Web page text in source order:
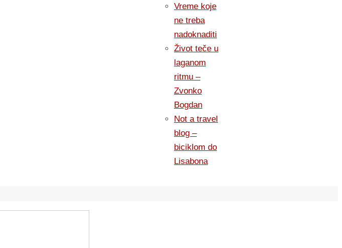
Vreme koje
ne treba
nadoknaditi
Život teče u
laganom
ritmu –
Zvonko
Bogdan
Not a travel
blog –
biciklom do
Lisabona